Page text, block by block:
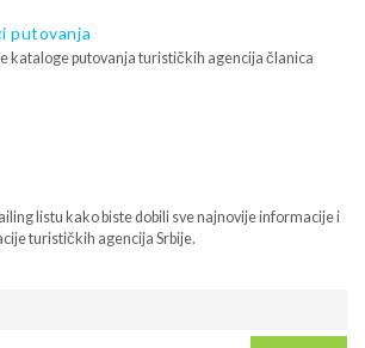
putovanja
kataloge putovanja turističkih agencija članica
listu kako biste dobili sve najnovije informacije i
turističkih agencija Srbije.